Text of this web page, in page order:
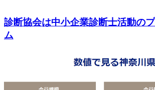
診断協会は中小企業診断士活動の
ム